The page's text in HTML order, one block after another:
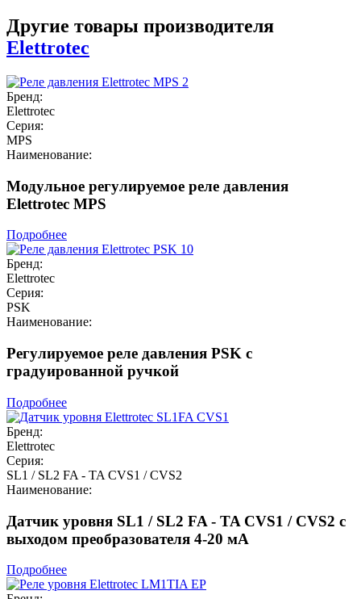
Другие товары производителя
Elettrotec
Бренд:
Elettrotec
Серия:
MPS
Наименование:
Модульное регулируемое реле давления
Elettrotec MPS
Подробнее
Бренд:
Elettrotec
Серия:
PSK
Наименование:
Регулируемое реле давления PSK с
градуированной ручкой
Подробнее
Бренд:
Elettrotec
Серия:
SL1 / SL2 FA - TA CVS1 / CVS2
Наименование:
Датчик уровня SL1 / SL2 FA - TA CVS1 / CVS2 с
выходом преобразователя 4-20 мА
Подробнее